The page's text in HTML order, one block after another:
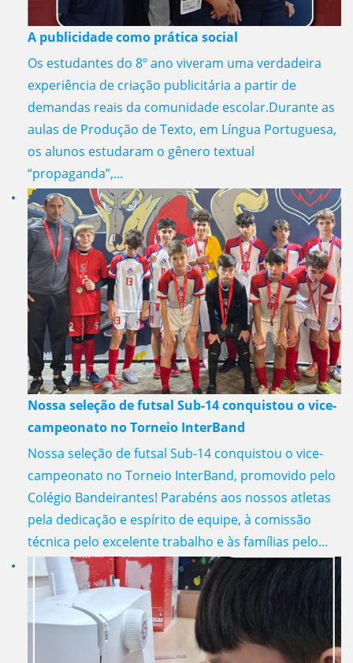
A publicidade como prática social
Os estudantes do 8º ano viveram uma verdadeira
experiência de criação publicitária a partir de
demandas reais da comunidade escolar.Durante as
aulas de Produção de Texto, em Língua Portuguesa,
os alunos estudaram o gênero textual
“propaganda”,...
Nossa seleção de futsal Sub-14 conquistou o vice-
campeonato no Torneio InterBand
Nossa seleção de futsal Sub-14 conquistou o vice-
campeonato no Torneio InterBand, promovido pelo
Colégio Bandeirantes! Parabéns aos nossos atletas
pela dedicação e espírito de equipe, à comissão
técnica pelo excelente trabalho e às famílias pelo...